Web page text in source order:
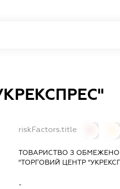
riskFactors.title
ТОВАРИСТВО З
"ТОРГОВИЙ ЦЕНТР
-